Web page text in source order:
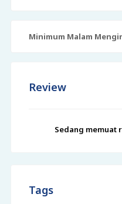
Minimum Malam
Review
Sedang memuat
Tags